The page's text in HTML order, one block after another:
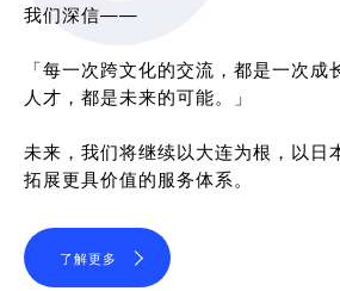
我们深信——
「每一次跨文化的交流，都是一次成
人才，都是未来的可能。」
未来，我们将继续以大连为根，以日
拓展更具价值的服务体系。
了解更多